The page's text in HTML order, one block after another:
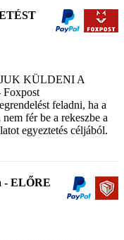
KÜLDENI A
feladni, ha a
fér be a rekeszbe a
egyeztetés céljából.
- ELŐRE